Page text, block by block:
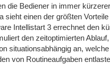
die Bediener in immer
sieht einen der größten
Intellistart 3 errechnet den
den zeitoptimierten
situationsabhängig an,
von Routineaufgaben